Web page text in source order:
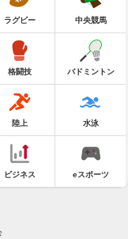
ラグビー 中央競馬
格闘技 バドミントン
陸上 水泳
ビジネス eスポーツ